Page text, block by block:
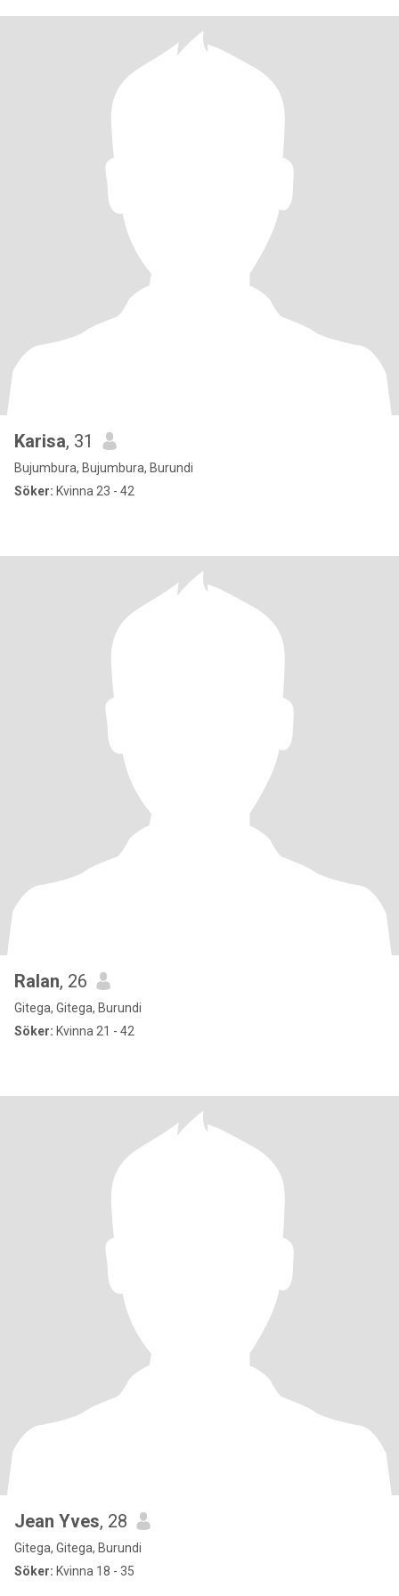
Karisa, 31
Bujumbura, Bujumbura, Burundi
Söker: Kvinna 23 - 42
Ralan, 26
Gitega, Gitega, Burundi
Söker: Kvinna 21 - 42
Jean Yves, 28
Gitega, Gitega, Burundi
Söker: Kvinna 18 - 35